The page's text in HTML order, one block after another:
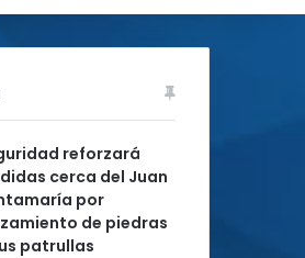
reforzará
cerca del Juan
por
de piedras
patrullas